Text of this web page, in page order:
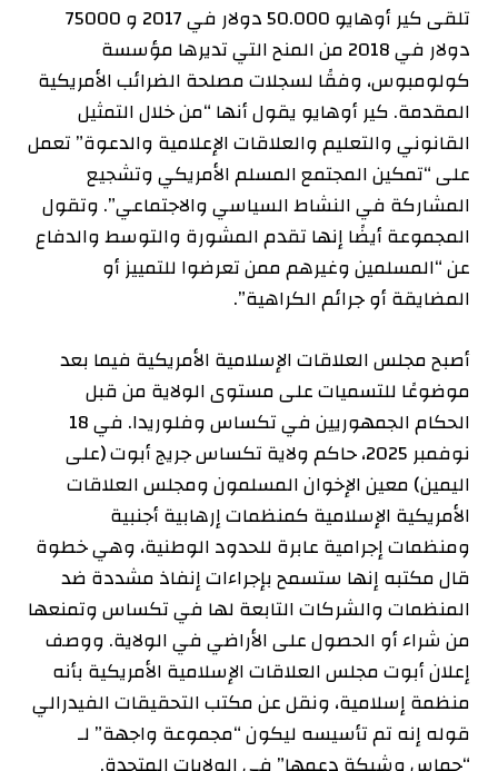
تلقى كير أوهايو50.000 دولار في 2017و75000
دولار في2018من المنح التي تديرها مؤسسة
كولومبوس، وفقًا لسجلات مصلحة الضرائب الأمريكية
المقدمة. كير أوهايويقولأنها “من خلال التمثيل
القانوني والتعليم والعلاقات الإعلامية والدعوة” تعمل
على “تمكين المجتمع المسلم الأمريكي وتشجيع
المشاركة في النشاط السياسي والاجتماعي”. وتقول
المجموعة أيضًا إنها تقدم المشورة والتوسط والدفاع
عن “المسلمين وغيرهم ممن تعرضوا للتمييز أو
المضايقة أو جرائم الكراهية”.
أصبح مجلس العلاقات الإسلامية الأمريكية فيما بعد
موضوعًا للتسميات على مستوى الولاية من قبل
الحكام الجمهوريين في تكساس وفلوريدا. في 18
نوفمبر 2025، حاكم ولاية تكساس جريج أبوت (على
اليمين)معينالإخوان المسلمون ومجلس العلاقات
الأمريكية الإسلامية كمنظمات إرهابية أجنبية
ومنظمات إجرامية عابرة للحدود الوطنية، وهي خطوة
قال مكتبه إنها ستسمح بإجراءات إنفاذ مشددة ضد
المنظمات والشركات التابعة لها في تكساس وتمنعها
من شراء أو الحصول على الأراضي في الولاية. ووصف
إعلان أبوت مجلس العلاقات الإسلامية الأمريكية بأنه
منظمة إسلامية، ونقل عن مكتب التحقيقات الفيدرالي
قوله إنه تم تأسيسه ليكون “مجموعة واجهة” لـ